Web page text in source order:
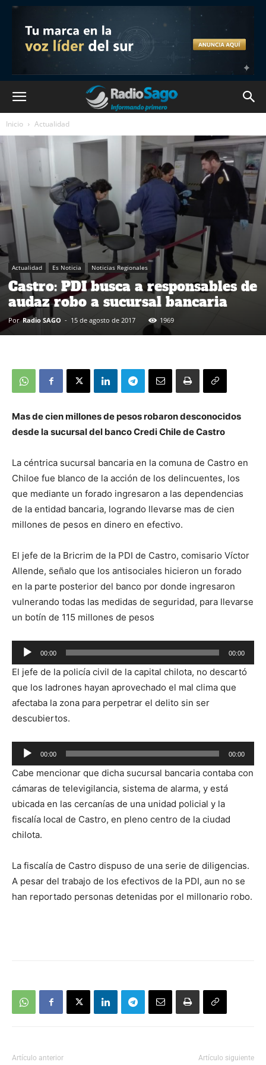
Inicio Actualidad
Actualidad Es Noticia Noticias Regionales
Castro: PDI busca a responsables de
audaz robo a sucursal bancaria
Por Radio SAGO - 15 de agosto de 2017 1969
Mas de cien millones de pesos robaron desconocidos
desde la sucursal del banco Credi Chile de Castro
La céntrica sucursal bancaria en la comuna de Castro en
Chiloe fue blanco de la acción de los delincuentes, los
que mediante un forado ingresaron a las dependencias
de la entidad bancaria, logrando llevarse mas de cien
millones de pesos en dinero en efectivo.
El jefe de la Bricrim de la PDI de Castro, comisario Víctor
Allende, señalo que los antisociales hicieron un forado
en la parte posterior del banco por donde ingresaron
vulnerando todas las medidas de seguridad, para llevarse
un botín de 115 millones de pesos
Reproductor
de
audio
00:00 00:00
El jefe de la policía civil de la capital chilota, no descartó
que los ladrones hayan aprovechado el mal clima que
afectaba la zona para perpetrar el delito sin ser
descubiertos.
Reproductor
de
audio
00:00 00:00
Cabe mencionar que dicha sucursal bancaria contaba con
cámaras de televigilancia, sistema de alarma, y está
ubicada en las cercanías de una unidad policial y la
fiscalía local de Castro, en pleno centro de la ciudad
chilota.
La fiscalía de Castro dispuso de una serie de diligencias.
A pesar del trabajo de los efectivos de la PDI, aun no se
han reportado personas detenidas por el millonario robo.
Artículo anterior Artículo siguiente